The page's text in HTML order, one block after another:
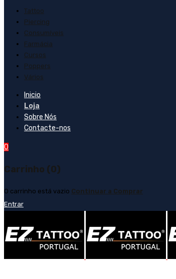
Tattoo
Piercing
Consumíveis
Farmácia
Cursos
Poppers
Vários
Inicio
Loja
Sobre Nós
Contacte-nos
0
Carrinho (0)
O carrinho está vazio Continuar a Comprar
Entrar